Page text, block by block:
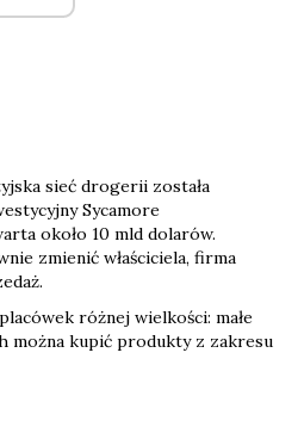
sieć drogerii została
Sycamore
około 10 mld dolarów.
zmienić właściciela, firma
różnej wielkości: małe
można kupić produkty z zakresu